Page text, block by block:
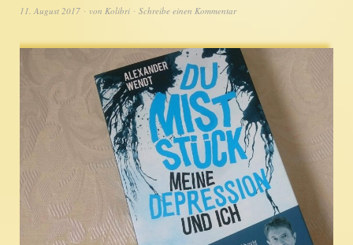
11. August 2017 von Kolibri Schreibe einen Kommentar